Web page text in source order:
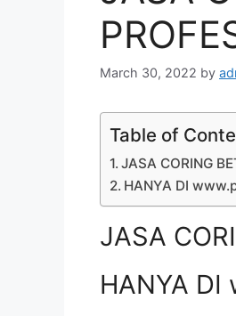
March 30, 2022 by
Table of
JASA CORING
HANYA DI
JASA
HANYA